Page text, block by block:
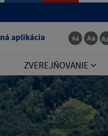
aplikácia
ZVEREJŇOVANIE